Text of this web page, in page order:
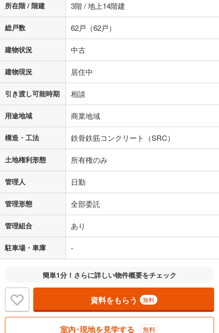
所在階 / 階建 3階 / 地上14階建
総戸数 62戸（62戸）
建物状況 中古
建物現況 居住中
引き渡し可能時期 相談
用途地域 商業地域
構造・工法 鉄骨鉄筋コンクリート（SRC）
土地権利形態 所有権のみ
管理人 日勤
管理形態 全部委託
管理組合 あり
駐車場・車庫 -
簡単1分！さらに詳しい物件概要をチェック
資料をもらう 無料
室内･現地を見学する 無料